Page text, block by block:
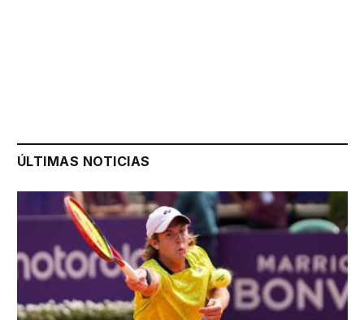
ÚLTIMAS NOTICIAS